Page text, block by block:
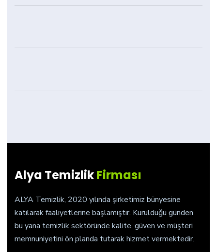
Alya TemizlikFirması
ALYA Temizlik, 2020 yılında şirketimiz bünyesine
katılarak faaliyetlerine başlamıştır. Kurulduğu günden
bu yana temizlik sektöründe kalite, güven ve müşteri
memnuniyetini ön planda tutarak hizmet vermektedir.